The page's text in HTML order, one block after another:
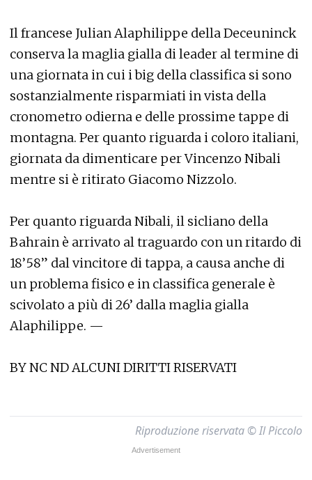
Il francese Julian Alaphilippe della Deceuninck
conserva la maglia gialla di leader al termine di
una giornata in cui i big della classifica si sono
sostanzialmente risparmiati in vista della
cronometro odierna e delle prossime tappe di
montagna. Per quanto riguarda i coloro italiani,
giornata da dimenticare per Vincenzo Nibali
mentre si è ritirato Giacomo Nizzolo.
Per quanto riguarda Nibali, il sicliano della
Bahrain è arrivato al traguardo con un ritardo di
18’58” dal vincitore di tappa, a causa anche di
un problema fisico e in classifica generale è
scivolato a più di 26’ dalla maglia gialla
Alaphilippe. —
BY NC ND ALCUNI DIRITTI RISERVATI
Riproduzione riservata © Il Piccolo